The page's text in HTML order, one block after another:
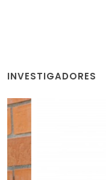
INVESTIGADORES